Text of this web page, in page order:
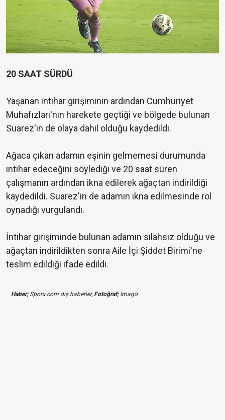
20 SAAT SÜRDÜ
Yaşanan intihar girişiminin ardından Cumhuriyet
Muhafızları'nın harekete geçtiği ve bölgede bulunan
Suarez'in de olaya dahil olduğu kaydedildi.
Ağaca çıkan adamın eşinin gelmemesi durumunda
intihar edeceğini söylediği ve 20 saat süren
çalışmanın ardından ikna edilerek ağaçtan indirildiği
kaydedildi. Suarez'in de adamın ikna edilmesinde rol
oynadığı vurgulandı.
İntihar girişiminde bulunan adamın silahsız olduğu ve
ağaçtan indirildikten sonra Aile İçi Şiddet Birimi'ne
teslim edildiği ifade edildi.
Haber;Sporx.com dış haberler,Fotoğraf;Imago